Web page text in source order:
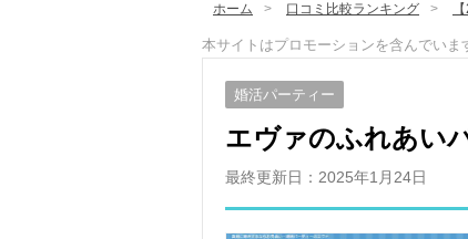
ホーム 口コミ比較ランキング
本サイトはプロモーションを含んでいま
婚活パーティー
エヴァのふれあい
最終更新日： 2025年1月24日